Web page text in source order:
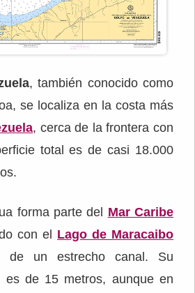
, también conocido como
se localiza en la costa más
, cerca de la frontera con
total es de casi 18.000
forma parte del Mar Caribe
con el Lago de Maracaibo
un estrecho canal. Su
es de 15 metros, aunque en